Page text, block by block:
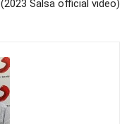
(2023 Salsa official video)